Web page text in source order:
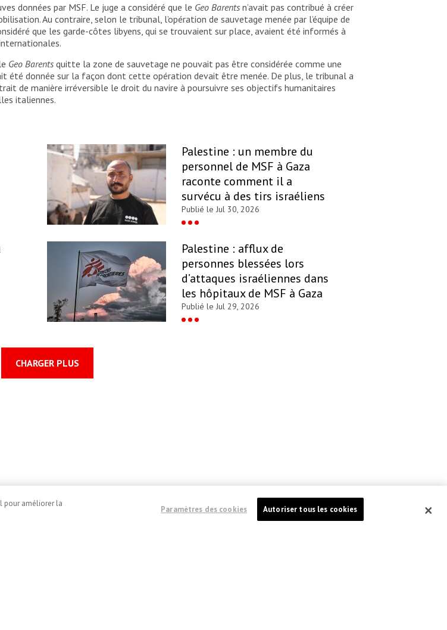
données par MSF. Le juge a considéré que le Geo Barents n’avait pas contribué à créer
Au contraire, selon le tribunal, l’opération de sauvetage menée par l’équipe de
que les garde-côtes libyens, qui se trouvaient sur place, avaient été informés à
Geo Barents quitte la zone de sauvetage ne pouvait pas être considérée comme une
été donnée sur la façon dont cette opération devait être menée. De plus, le tribunal a
de manière irréversible le droit du navire à poursuivre ses objectifs humanitaires
italiennes.
Palestine : un membre du
personnel de MSF à Gaza
raconte comment il a
survécu à des tirs israéliens
Publié le Jul 30, 2026
Palestine : afflux de
personnes blessées lors
d’attaques israéliennes dans
les hôpitaux de MSF à Gaza
Publié le Jul 29, 2026
CHARGER PLUS
pour améliorer la
Paramètres des cookies Autoriser tous les cookies